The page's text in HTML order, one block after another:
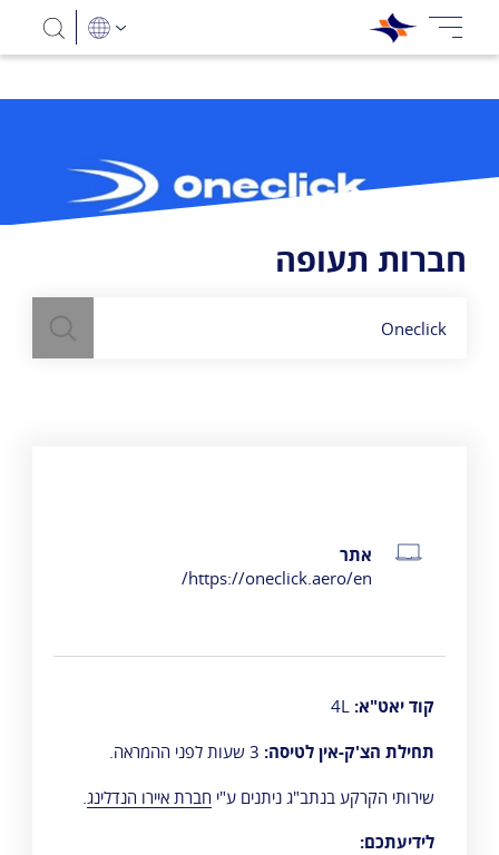
חברות תעופה
פרטי התקשרות
אתר
https://oneclick.aero/en/
קוד יאט"א:
תחילת הצ'ק-אין לטיסה: 3 שעות לפני ההמראה.
שירותי הקרקע בנתב"ג ניתנים ע"י חברת איירו הנדלינג
לידיעתכם: